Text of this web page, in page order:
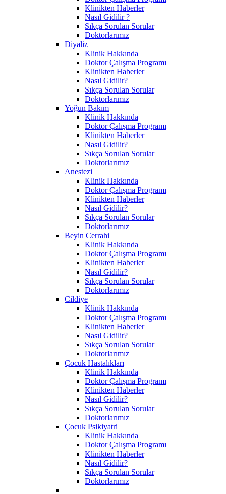
Klinikten Haberler
Nasıl Gidilir ?
Sıkça Sorulan Sorular
Doktorlarımız
Diyaliz
Klinik Hakkında
Doktor Çalışma Programı
Klinikten Haberler
Nasıl Gidilir?
Sıkça Sorulan Sorular
Doktorlarımız
Yoğun Bakım
Klinik Hakkında
Doktor Çalışma Programı
Klinikten Haberler
Nasıl Gidilir?
Sıkça Sorulan Sorular
Doktorlarımız
Anestezi
Klinik Hakkında
Doktor Çalışma Programı
Klinikten Haberler
Nasıl Gidilir?
Sıkça Sorulan Sorular
Doktorlarımız
Beyin Cerrahi
Klinik Hakkında
Doktor Çalışma Programı
Klinikten Haberler
Nasıl Gidilir?
Sıkça Sorulan Sorular
Doktorlarımız
Cildiye
Klinik Hakkında
Doktor Çalışma Programı
Klinikten Haberler
Nasıl Gidilir?
Sıkça Sorulan Sorular
Doktorlarımız
Çocuk Hastalıkları
Klinik Hakkında
Doktor Çalışma Programı
Klinikten Haberler
Nasıl Gidilir?
Sıkça Sorulan Sorular
Doktorlarımız
Çocuk Psikiyatri
Klinik Hakkında
Doktor Çalışma Programı
Klinikten Haberler
Nasıl Gidilir?
Sıkça Sorulan Sorular
Doktorlarımız